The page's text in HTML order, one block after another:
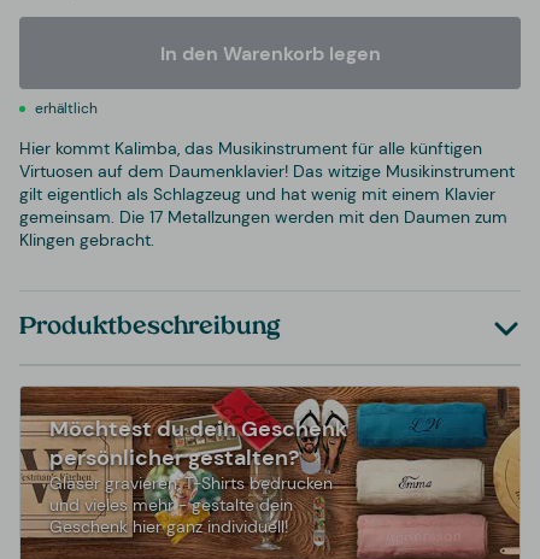
In den Warenkorb legen
erhältlich
Hier kommt Kalimba, das Musikinstrument für alle künftigen
Virtuosen auf dem Daumenklavier! Das witzige Musikinstrument
gilt eigentlich als Schlagzeug und hat wenig mit einem Klavier
gemeinsam. Die 17 Metallzungen werden mit den Daumen zum
Klingen gebracht.
Produktbeschreibung
Möchtest du dein Geschenk
persönlicher gestalten?
Gläser gravieren, T-Shirts bedrucken
und vieles mehr - gestalte dein
Geschenk hier ganz individuell!